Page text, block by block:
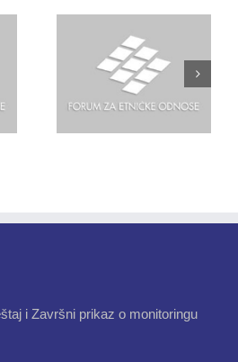
i Završni prikaz o monitoringu